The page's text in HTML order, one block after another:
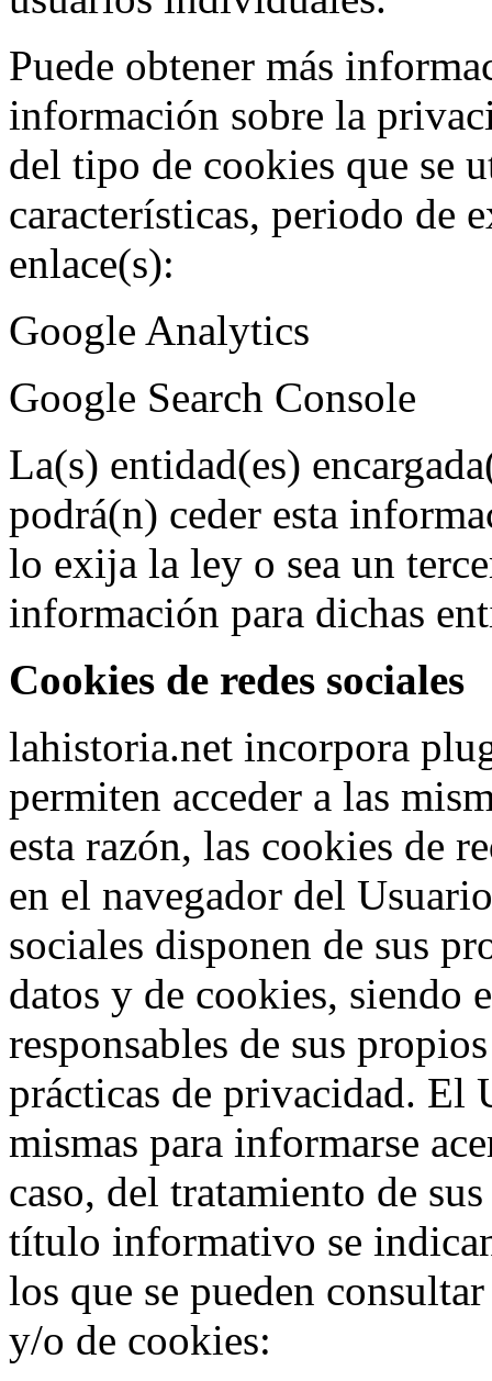
Puede obtener más
información sobre la
del tipo de cookies que se
características, periodo de
enlace(s):
Google Analytics
Google Search Console
La(s) entidad(es)
podrá(n) ceder esta
lo exija la ley o sea un
información para dichas
Cookies de redes sociales
lahistoria.net incorpora
permiten acceder a las
esta razón, las cookies de
en el navegador del
sociales disponen de sus
datos y de cookies, siendo
responsables de sus
prácticas de privacidad. El
mismas para informarse
caso, del tratamiento de
título informativo se
los que se pueden
y/o de cookies: